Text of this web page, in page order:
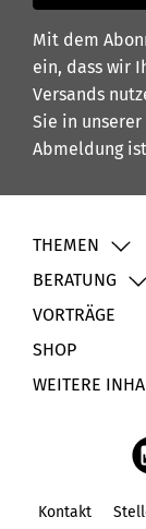
Mit dem
ein, dass wir
Versands
Sie in unserer
Abmeldung
THEMEN
BERATUNG
VORTRÄGE
SHOP
WEITERE
Kontakt